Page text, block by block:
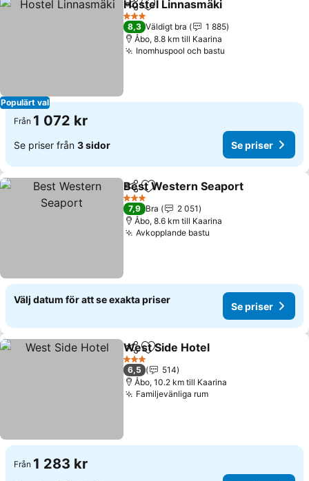
Populärt val
Dela Lägg till i Mina Favoriter
Hostel Linnasmäki
3 Stjärnor
8,3 Väldigt bra
1 885
Åbo, 8.8 km till Kaarina
Inomhuspool och bastu
Från 1 072 kr
Se priser från 3 sidor Se priser
Dela Lägg till i Mina Favoriter
Best Western Seaport
3 Stjärnor
7,9 Bra
2 051
Åbo, 8.6 km till Kaarina
Avkopplande bastu
Välj datum för att se exakta priser
Se priser
Dela Lägg till i Mina Favoriter
West Side Hotel
3 Stjärnor
6,5
514
Åbo, 10.2 km till Kaarina
Familjevänliga rumSe priser
Från 1 283 kr